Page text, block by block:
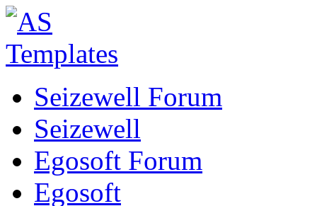
Seizewell Forum
Seizewell
Egosoft Forum
Egosoft